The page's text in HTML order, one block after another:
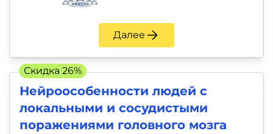
Далее
Нейроособенности людей с
локальными и сосудистыми
поражениями головного мозга
Скидка 26%